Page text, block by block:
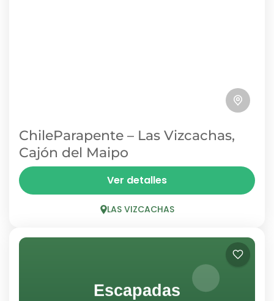
ChileParapente – Las Vizcachas,
Cajón del Maipo
A la entrada del Cajón del Maipo, en Las
Vizcachas, ChileParapente ofrece una de las
experiencias más emocionantes de la zona
Ver detalles
LAS VIZCACHAS